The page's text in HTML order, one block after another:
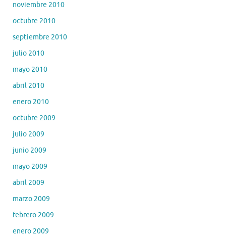
noviembre 2010
octubre 2010
septiembre 2010
julio 2010
mayo 2010
abril 2010
enero 2010
octubre 2009
julio 2009
junio 2009
mayo 2009
abril 2009
marzo 2009
febrero 2009
enero 2009